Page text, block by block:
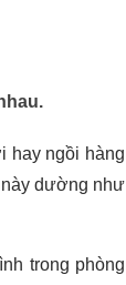
hay ngồi hàng
dường như
trong phòng